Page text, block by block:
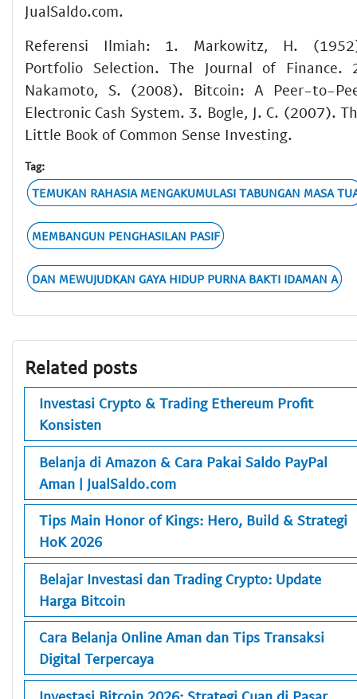
JualSaldo.com.
Referensi Ilmiah: 1. Markowitz, H.
Portfolio Selection. The Journal of Finance.
Nakamoto, S. (2008). Bitcoin: A Peer-to-
Electronic Cash System. 3. Bogle, J. C. (2007).
Little Book of Common Sense Investing.
Tag:
TEMUKAN RAHASIA MENGAKUMULASI TABUNGAN MASA
MEMBANGUN PENGHASILAN PASIF
DAN MEWUJUDKAN GAYA HIDUP PURNA BAKTI IDAMAN A
Related posts
Investasi Crypto & Trading Ethereum Profit
Konsisten
Belanja di Amazon & Cara Pakai Saldo PayPal
Aman | JualSaldo.com
Tips Main Honor of Kings: Hero, Build & Strategi
HoK 2026
Belajar Investasi dan Trading Crypto: Update
Harga Bitcoin
Cara Belanja Online Aman dan Tips Transaksi
Digital Terpercaya
Investasi Bitcoin 2026: Strategi Cuan di Pasar